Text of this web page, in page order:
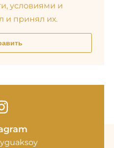
условиями и
и принял их.